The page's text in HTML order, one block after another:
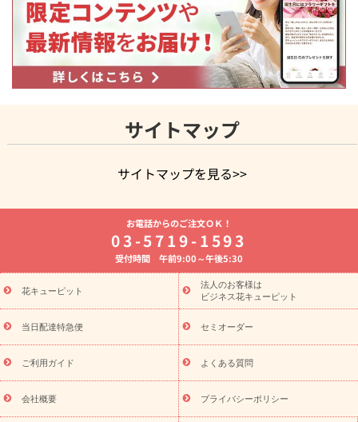
サイトマップ
サイトマップを見る>>
よく贈られる花
お祝いの花特集
誕生日フラワーギフト特集
8月の誕生花(トルコキキョウ)
開店・開業祝い
お供え・お悔やみ お供え・お悔やみの花
通夜・葬儀に贈る花 胡蝶蘭・花鉢
ーブドフラワー
季節のイベント
ひまわり ギフト・プレゼント
特集
お盆 花（新盆・初盆） 季節のイベント
お盆 花（新
盆・初盆）
お盆 花（新盆・初盆）
お盆・お供え 花とセットギ
フト
お盆・お供え プリザーブドフラワー
ひまわり ギフト・プ
レゼント特集
夏の花贈り・お中元・暑中見舞い 花のギフト特集
敬老の日におくる花ギフト・プレゼント特集
花ギフト・プレゼント特集
敬老の日 花のおすすめランキング
敬
老の日 花鉢植えのギフト・プレゼント特集
敬老の日 花とセットギ
フト・プレゼント特集
敬老の日の花 全てのギフト一覧
キャン
お電話からのご注文ＯＫ！
03-5719-1593
受付時間 午前9:00～午後5:30
花キューピット
法人のお客様は
ビジネス花キューピット
当日配達特急便 セミオーダー
ご利用ガイド よくある質問
会社概要 プライバシーポリシー